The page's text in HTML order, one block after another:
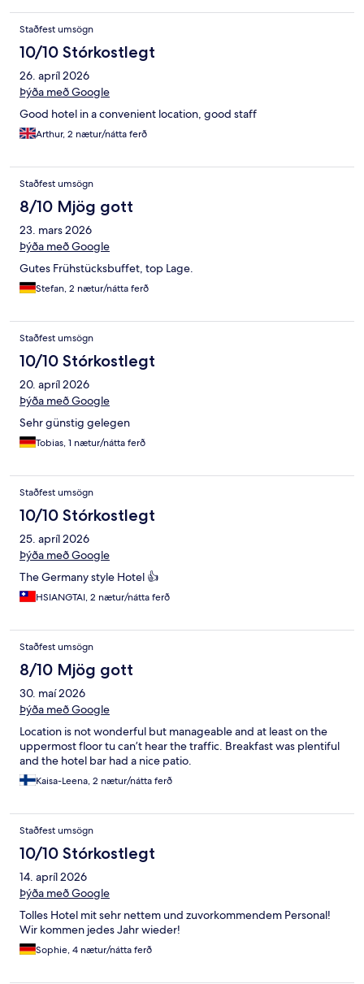
Staðfest umsögn
10/10 Stórkostlegt
26. apríl 2026
Þýða með Google
Good hotel in a convenient location, good staff
Arthur, 2 nætur/nátta ferð
Staðfest umsögn
8/10 Mjög gott
23. mars 2026
Þýða með Google
Gutes Frühstücksbuffet, top Lage.
Stefan, 2 nætur/nátta ferð
Staðfest umsögn
10/10 Stórkostlegt
20. apríl 2026
Þýða með Google
Sehr günstig gelegen
Tobias, 1 nætur/nátta ferð
Staðfest umsögn
10/10 Stórkostlegt
25. apríl 2026
Þýða með Google
The Germany style Hotel 👍
HSIANGTAI, 2 nætur/nátta ferð
Staðfest umsögn
8/10 Mjög gott
30. maí 2026
Þýða með Google
Location is not wonderful but manageable and at least on the
uppermost floor tu can’t hear the traffic. Breakfast was plentiful
and the hotel bar had a nice patio.
Kaisa-Leena, 2 nætur/nátta ferð
Staðfest umsögn
10/10 Stórkostlegt
14. apríl 2026
Þýða með Google
Tolles Hotel mit sehr nettem und zuvorkommendem Personal!
Wir kommen jedes Jahr wieder!
Sophie, 4 nætur/nátta ferð